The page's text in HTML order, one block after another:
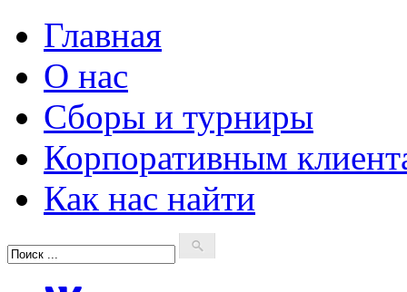
Главная
О нас
Сборы и турниры
Корпоративным
Как нас найти